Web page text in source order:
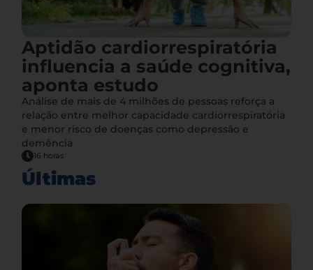
Aptidão cardiorrespiratória
influencia a saúde cognitiva,
aponta estudo
Análise de mais de 4 milhões de pessoas reforça a
relação entre melhor capacidade cardiorrespiratória
e menor risco de doenças como depressão e
demência
16 horas
Últimas